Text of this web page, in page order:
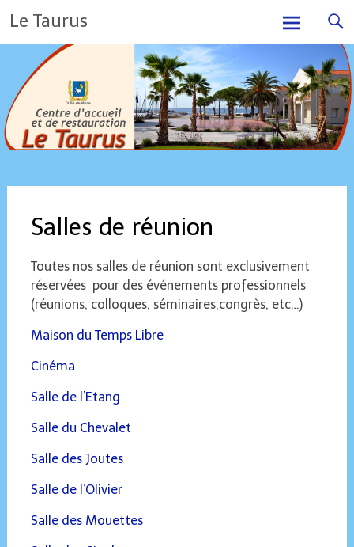
to
content
Le Taurus
Salles de réunion
Toutes nos salles de réunion sont exclusivement
réservées pour des événements professionnels
(réunions, colloques, séminaires,congrès, etc…)
Maison du Temps Libre
Cinéma
Salle de l’Etang
Salle du Chevalet
Salle des Joutes
Salle de l’Olivier
Salle des Mouettes